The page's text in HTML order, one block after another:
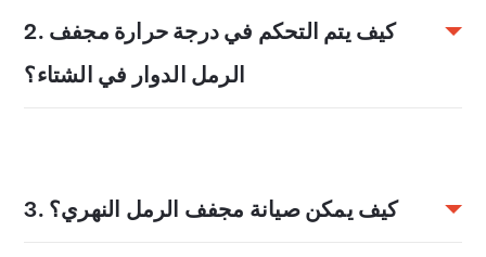
2. كيف يتم التحكم في درجة حرارة مجفف
الرمل الدوار في الشتاء؟
3. كيف يمكن صيانة مجفف الرمل النهري؟